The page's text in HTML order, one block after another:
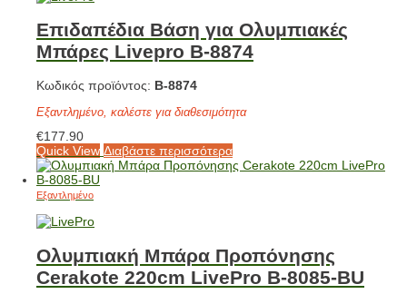
Επιδαπέδια Βάση για Ολυμπιακές
Μπάρες Livepro Β-8874
Κωδικός προϊόντος: Β-8874
Εξαντλημένο, καλέστε για διαθεσιμότητα
€177.90
Quick View Διαβάστε περισσότερα
Εξαντλημένο
Ολυμπιακή Μπάρα Προπόνησης
Cerakote 220cm LivePro Β-8085-BU